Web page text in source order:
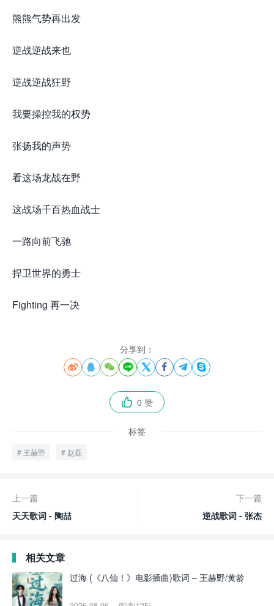
熊熊气势再出发
逆战逆战来也
逆战逆战狂野
我要操控我的权势
张扬我的声势
看这场龙战在野
这战场千百热血战士
一路向前飞驰
捍卫世界的勇士
Fighting 再一决
分享到：
       
 0 赞
标签
王赫野 赵磊
上一篇
天天歌词 - 陶喆
下一篇
逆战歌词 - 张杰
相关文章
过海 (《八仙！》电影插曲)歌词 – 王赫野/黄龄